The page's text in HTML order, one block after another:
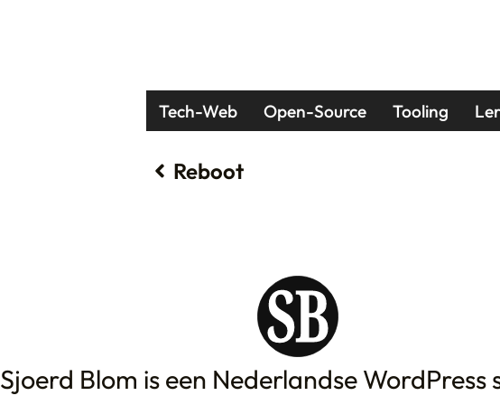
Tech-Web Open-Source Tooling
Reboot
Sjoerd Blom is een Nederlandse WordPress